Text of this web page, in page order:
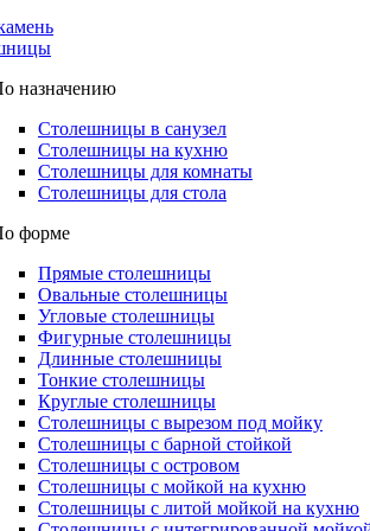
назначению
Столешницы в санузел
Столешницы на кухню
Столешницы для комнаты
Столешницы для стола
форме
Прямые столешницы
Овальные столешницы
Угловые столешницы
Фигурные столешницы
Длинные столешницы
Тонкие столешницы
Круглые столешницы
Столешницы с вырезом под мойку
Столешницы с барной стойкой
Столешницы с островом
Столешницы с мойкой на кухню
Столешницы с литой мойкой на кухню